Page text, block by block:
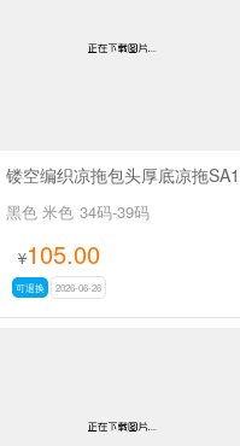
黑色 米色 34码-39码
¥105.00
可退换 2026-06-26